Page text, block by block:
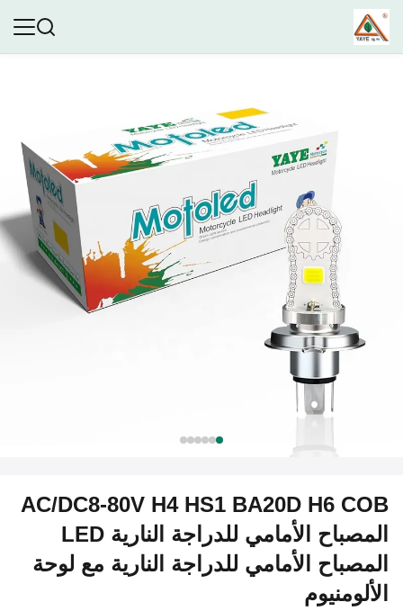
AC/DC8-80V H4 HS1 BA20D H6 COB
المصباح الأمامي للدراجة النارية LED
المصباح الأمامي للدراجة النارية مع لوحة
الألومنيوم